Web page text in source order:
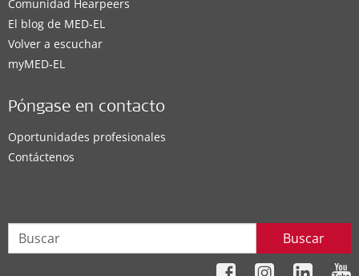
Comunidad Hearpeers
El blog de MED-EL
Volver a escuchar
myMED‑EL
Póngase en contacto
Oportunidades profesionales
Contáctenos
Buscar